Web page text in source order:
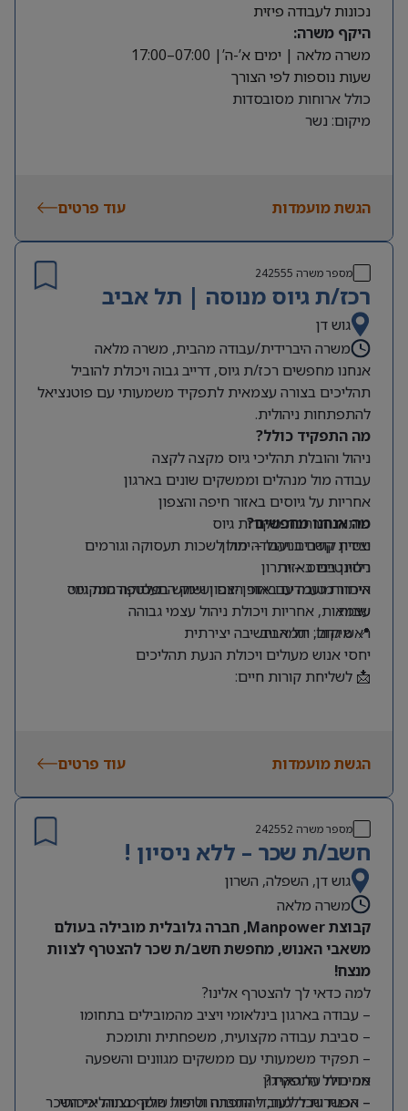
נכונות לעבודה פיזית
היקף משרה:
משרה מלאה | ימים א’-ה’| 07:00–17:00
שעות נוספות לפי הצורך
כולל ארוחות מסובסדות
מיקום: נשר
הגשת מועמדות עוד פרטים
מספר משרה 242555
רכז/ת גיוס מנוסה | תל אביב
גוש דן
משרה היברידית/עבודה מהבית, משרה מלאה
אנחנו מחפשים רכז/ת גיוס, דרייב גבוה ויכולת להוביל
תהליכים בצורה עצמאית לתפקיד משמעותי עם פוטנציאל
להתפתחות ניהולית.
מה התפקיד כולל?
ניהול והובלת תהליכי גיוס מקצה לקצה
עבודה מול מנהלים וממשקים שונים בארגון
אחריות על גיוסים באזור חיפה והצפון
פיתוח והרחבת מקורות גיוס
יצירת קשרים ועבודה מול לשכות תעסוקה וגורמים
רלוונטיים באזור
איתור מועמדים באופן יזום ושימוש בפלטפורמות גיוס
שונות
מה אנחנו מחפשים?
ניסיון קודם בניהול – יתרון
ניסיון בגיוס – יתרון
היכרות טובה עם אזור הצפון ושוק התעסוקה המקומי
עצמאות, אחריות ויכולת ניהול עצמי גבוהה
ראש גדול, יוזמה וחשיבה יצירתית
יחסי אנוש מעולים ויכולת הנעת תהליכים
📍 מיקום: תל אביב
📩 לשליחת קורות חיים:
הגשת מועמדות עוד פרטים
מספר משרה 242552
חשב/ת שכר – ללא ניסיון !
גוש דן, השפלה, השרון
משרה מלאה
קבוצת Manpower, חברה גלובלית מובילה בעולם
משאבי האנוש, מחפשת חשב/ת שכר להצטרף לצוות
מנצח!
למה כדאי לך להצטרף אלינו?
– עבודה בארגון בינלאומי ויציב מהמובילים בתחומו
– סביבת עבודה מקצועית, משפחתית ותומכת
– תפקיד משמעותי עם ממשקים מגוונים והשפעה
אמיתית על הארגון
– אפשרות ללמוד, להתפתח ולהיות חלק מצוות איכותי
מה כולל התפקיד?
– הכנת שכר לעובדי החברה וטיפול שוטף בתהליכי השכר